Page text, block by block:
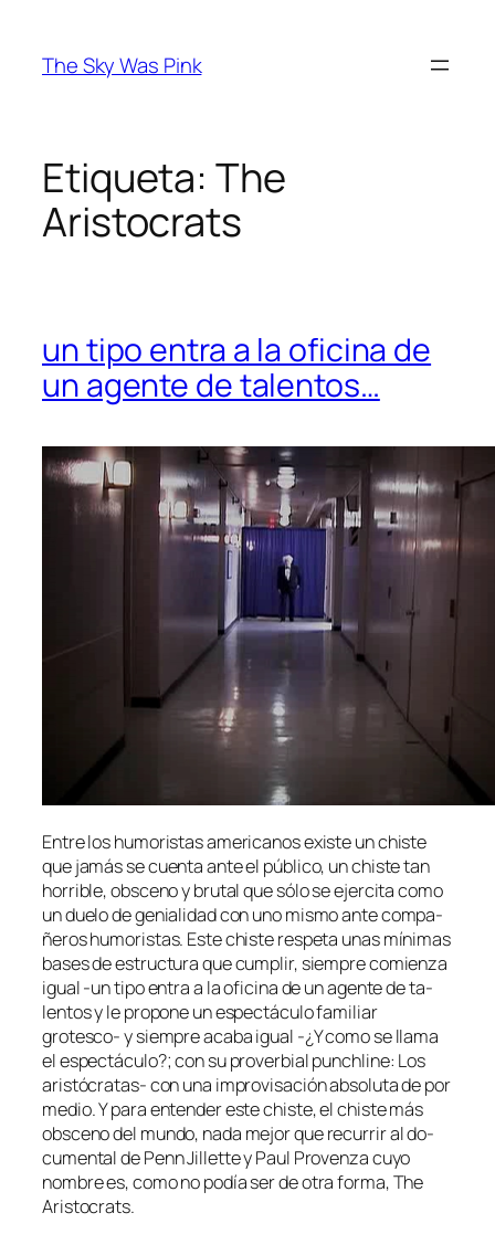
contenido
The Sky Was Pink
Etiqueta: The
Aristocrats
un tipo entra a la oficina de
un agente de talentos…
Entre los hu­mo­ris­tas ame­ri­ca­nos exis­te un chis­te
que ja­más se cuen­ta an­te el pú­bli­co, un chis­te tan
ho­rri­ble, obs­ceno y bru­tal que só­lo se ejer­ci­ta co­mo
un due­lo de ge­nia­li­dad con uno mis­mo an­te com­pa­
ñe­ros hu­mo­ris­tas. Este chis­te res­pe­ta unas mí­ni­mas
ba­ses de es­truc­tu­ra que cum­plir, siem­pre co­mien­za
igual ‑un ti­po en­tra a la ofi­ci­na de un agen­te de ta­
len­tos y le pro­po­ne un es­pec­tácu­lo fa­mi­liar
grotesco- y siem­pre aca­ba igual -¿Y co­mo se lla­ma
el es­pec­tácu­lo?; con su pro­ver­bial pun­chli­ne: Los
aristócratas- con una im­pro­vi­sa­ción ab­so­lu­ta de por
me­dio. Y pa­ra en­ten­der es­te chis­te, el chis­te más
obs­ceno del mun­do, na­da me­jor que re­cu­rrir al do­
cu­men­tal de Penn Jillette y Paul Provenza cu­yo
nom­bre es, co­mo no po­día ser de otra for­ma, The
Aristocrats.